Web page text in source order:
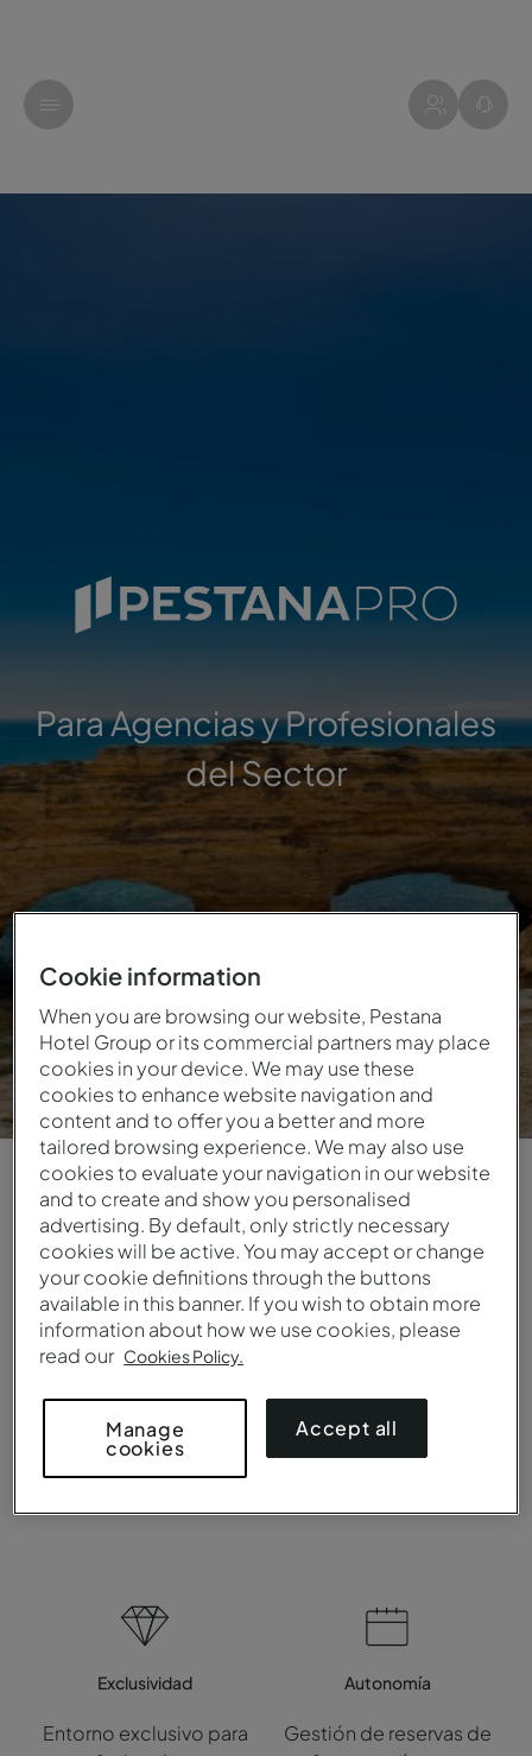
Para Agencias y Profesionales
del Sector
Login|Registrarse
Descubra Pestana
Pro
Plataforma exclusiva para
profesionales
Exclusividad
Entorno exclusivo para
Autonomía
Gestión de reservas de
Cookie information
When you are browsing our website, Pestana
Hotel Group or its commercial partners may place
cookies in your device. We may use these
cookies to enhance website navigation and
content and to offer you a better and more
tailored browsing experience. We may also use
cookies to evaluate your navigation in our website
and to create and show you personalised
advertising. By default, only strictly necessary
cookies will be active. You may accept or change
your cookie definitions through the buttons
available in this banner. If you wish to obtain more
information about how we use cookies, please
read our Cookies Policy.
Manage
cookies
Accept all